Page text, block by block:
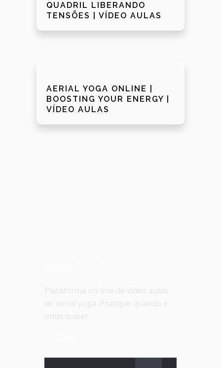
QUADRIL LIBERANDO
TENSÕES | VÍDEO AULAS
AERIAL YOGA ONLINE |
BOOSTING YOUR ENERGY |
VÍDEO AULAS